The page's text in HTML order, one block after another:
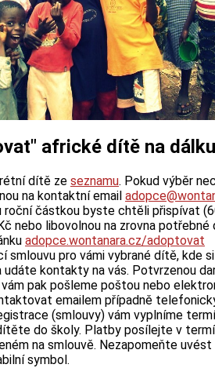
africké dítě na
dítě ze seznamu. Pokud výběr
na kontaktní email
roční částkou byste chtěli přispívat
nebo libovolnou na zrovna potřebné
adopce.wontanara.cz/adoptovat
smlouvu pro vámi vybrané dítě, kde
udáte kontakty na vás. Potvrzenou
pak pošleme poštou nebo
emailem případně
(smlouvy) vám vyplníme
do školy. Platby posílejte v
na smlouvě. Nezapomeňte
symbol.